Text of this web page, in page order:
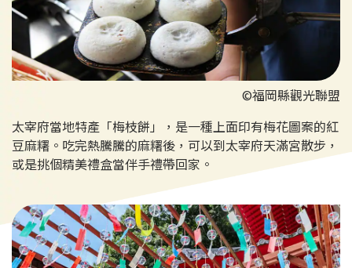
©福岡縣觀光聯盟
太宰府當地特產「梅枝餅」，是一種上面印有梅花圖案的紅
豆麻糬。吃完熱騰騰的麻糬後，可以到太宰府天滿宮散步，
或是挑個精美禮盒當伴手禮帶回家。